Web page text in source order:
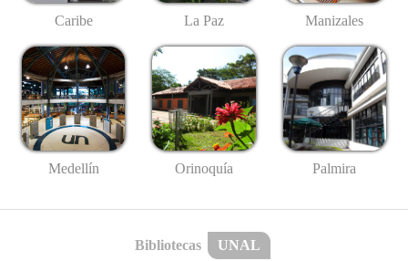
Caribe La Paz Manizales
Medellín Orinoquía Palmira
Bibliotecas UNAL